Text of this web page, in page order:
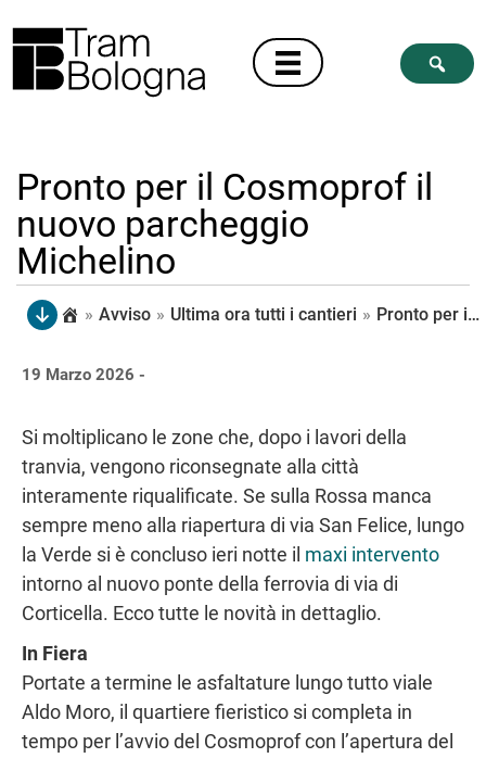
Pronto per il Cosmoprof il
nuovo parcheggio
Michelino
» Avviso » Ultima ora tutti i cantieri » Pronto per il Cosmoprof il nuovo parcheggio Michelino
19 Marzo 2026 -
Si moltiplicano le zone che, dopo i lavori della
tranvia, vengono riconsegnate alla città
interamente riqualificate. Se sulla Rossa manca
sempre meno alla riapertura di via San Felice, lungo
la Verde si è concluso ieri notte il maxi intervento
intorno al nuovo ponte della ferrovia di via di
Corticella. Ecco tutte le novità in dettaglio.
In Fiera
Portate a termine le asfaltature lungo tutto viale
Aldo Moro, il quartiere fieristico si completa in
tempo per l’avvio del Cosmoprof con l’apertura del